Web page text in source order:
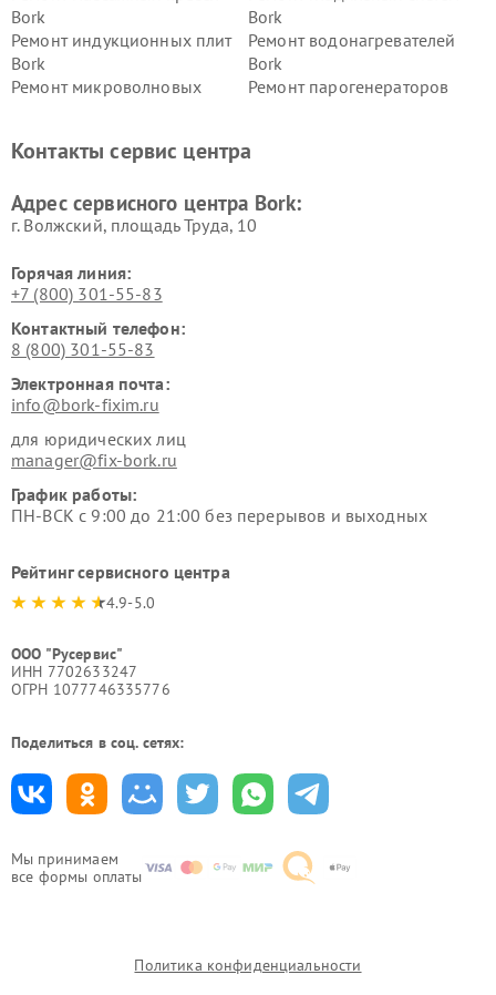
Мы принимаем
все формы оплаты
Bork
Bork
Ремонт индукционных плит
Bork
Ремонт водонагревателей
Bork
Ремонт микроволновых
Ремонт парогенераторов
воздуха Bork
Bork
Bork
Контакты сервис центра
Адрес сервисного центра Bork:
г. Волжский, площадь Труда, 10
Горячая линия:
+7 (800) 301-55-83
Контактный телефон:
8 (800) 301-55-83
Электронная почта:
info@bork-fixim.ru
для юридических лиц
manager@fix-bork.ru
График работы:
ПН-ВСК с 9:00 до 21:00 без перерывов и выходных
Рейтинг сервисного центра
4.9-5.0
ООО "Русервис"
ИНН 7702633247
ОГРН 1077746335776
Поделиться в соц. сетях:
Политика конфиденциальности